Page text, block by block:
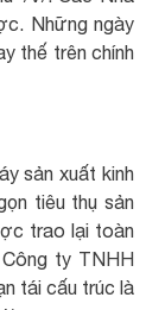
Những ngày
thế trên chính
sản xuất kinh
tiêu thụ sản
trao lại toàn
ty TNHH
tái cấu trúc là